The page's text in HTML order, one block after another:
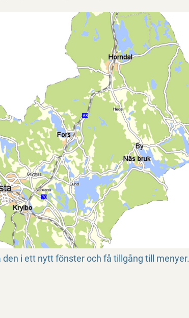
i ett nytt fönster och få tillgång till menyer.